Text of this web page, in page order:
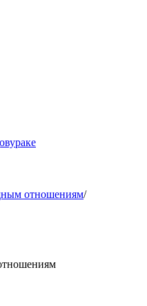
отношениям/